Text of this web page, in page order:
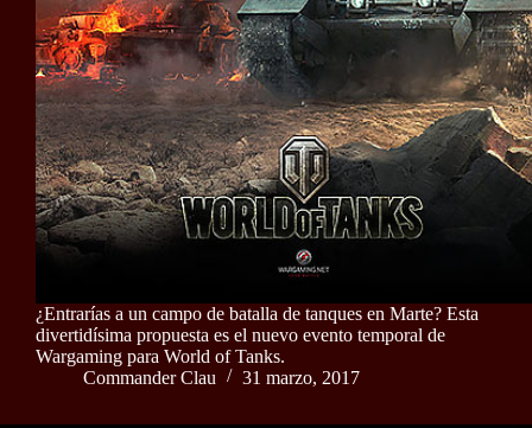
¿Entrarías a un campo de batalla de tanques en Marte? Esta
divertidísima propuesta es el nuevo evento temporal de
Wargaming para World of Tanks.
Commander Clau
31 marzo, 2017